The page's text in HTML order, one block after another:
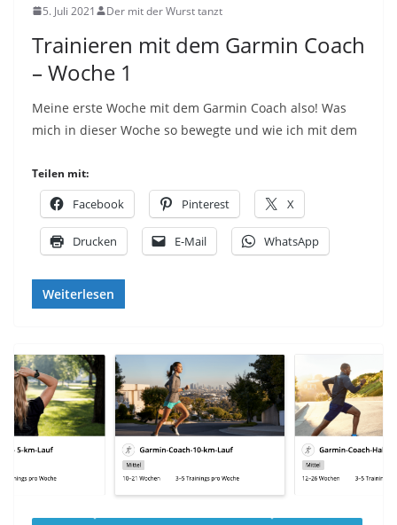
5. Juli 2021 Der mit der Wurst tanzt
Trainieren mit dem Garmin Coach
– Woche 1
Meine erste Woche mit dem Garmin Coach also! Was
mich in dieser Woche so bewegte und wie ich mit dem
Teilen mit:
Facebook Pinterest X
Drucken E-Mail WhatsApp
Weiterlesen